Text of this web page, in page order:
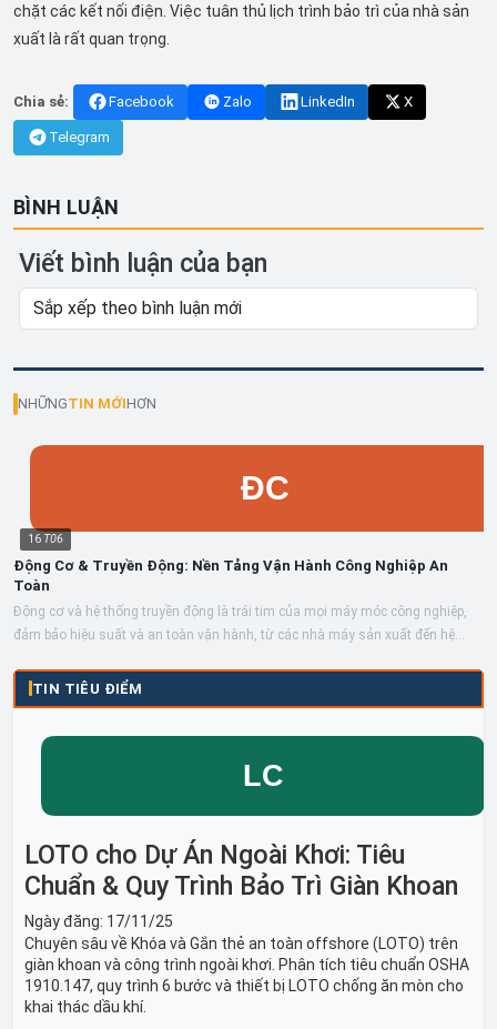
chặt các kết nối điện. Việc tuân thủ lịch trình bảo trì của nhà sản
xuất là rất quan trọng.
Chia sẻ: Facebook Zalo LinkedIn X
Telegram
BÌNH LUẬN
Viết bình luận của bạn
NHỮNGTIN MỚIHƠN
16 T06
Động Cơ & Truyền Động: Nền Tảng Vận Hành Công Nghiệp An
Toàn
Động cơ và hệ thống truyền động là trái tim của mọi máy móc công nghiệp,
đảm bảo hiệu suất và an toàn vận hành, từ các nhà máy sản xuất đến hệ
TIN TIÊU ĐIỂM
LOTO cho Dự Án Ngoài Khơi: Tiêu
Chuẩn & Quy Trình Bảo Trì Giàn Khoan
Ngày đăng: 17/11/25
Chuyên sâu về Khóa và Gắn thẻ an toàn offshore (LOTO) trên
giàn khoan và công trình ngoài khơi. Phân tích tiêu chuẩn OSHA
1910.147, quy trình 6 bước và thiết bị LOTO chống ăn mòn cho
khai thác dầu khí.